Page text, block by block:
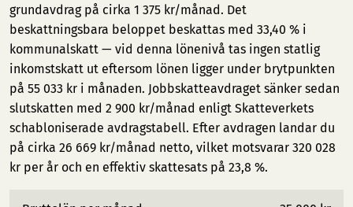
grundavdrag på cirka 1 375 kr/månad. Det
beskattningsbara beloppet beskattas med 33,40 % i
kommunalskatt — vid denna lönenivå tas ingen statlig
inkomstskatt ut eftersom lönen ligger under brytpunkten
på 55 033 kr i månaden. Jobbskatteavdraget sänker sedan
slutskatten med 2 900 kr/månad enligt Skatteverkets
schabloniserade avdragstabell. Efter avdragen landar du
på cirka 26 669 kr/månad netto, vilket motsvarar 320 028
kr per år och en effektiv skattesats på 23,8 %.